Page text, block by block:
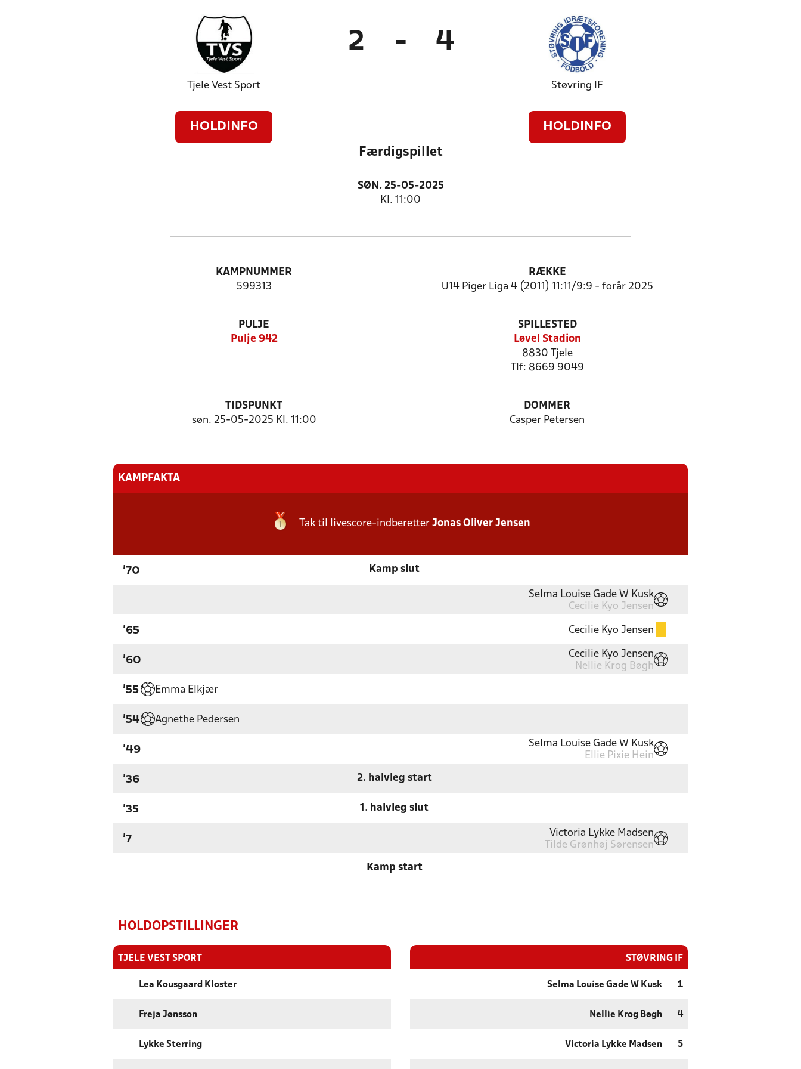
Tjele Vest Sport
HOLDINFO
2 - 4
Støvring IF
HOLDINFO
Færdigspillet
SØN. 25-05-2025
Kl. 11:00
KAMPNUMMER
599313
RÆKKE
U14 Piger Liga 4 (2011) 11:11/9:9 - forår 2025
PULJE
Pulje 942
SPILLESTED
Løvel Stadion
8830 Tjele
Tlf: 8669 9049
TIDSPUNKT
søn. 25-05-2025 Kl. 11:00
DOMMER
Casper Petersen
KAMPFAKTA
Tak til livescore-indberetter Jonas Oliver Jensen
'70 Kamp slut
Selma Louise Gade W Kusk
Cecilie Kyo Jensen
'65 Cecilie Kyo Jensen
'60
Cecilie Kyo Jensen
Nellie Krog Bøgh
'55 Emma Elkjær
'54 Agnethe Pedersen
'49
Selma Louise Gade W Kusk
Ellie Pixie Hein
'36 2. halvleg start
'35 1. halvleg slut
'7
Victoria Lykke Madsen
Tilde Grønhøj Sørensen
Kamp start
HOLDOPSTILLINGER
TJELE VEST SPORT
Lea Kousgaard Kloster
Freja Jønsson
Lykke Sterring
STØVRING IF
Selma Louise Gade W Kusk 1
Nellie Krog Bøgh 4
Victoria Lykke Madsen 5